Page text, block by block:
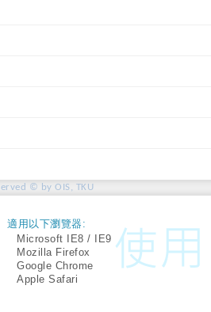
© by OIS, TKU
適用以下瀏覽器:
Microsoft IE8 / IE9
Mozilla Firefox
Google Chrome
Apple Safari